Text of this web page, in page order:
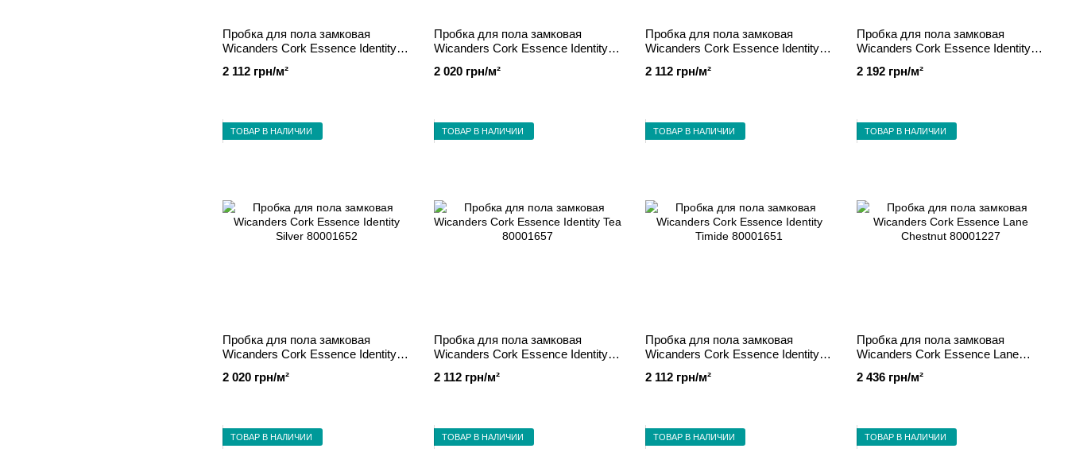
Пробка для пола замковая
Wicanders Cork Essence Identity
2 112 грн/м²
Пробка для пола замковая
Wicanders Cork Essence Identity
2 020 грн/м²
Пробка для пола замковая
Wicanders Cork Essence Identity
2 112 грн/м²
Пробка для пола замковая
Wicanders Cork Essence Identity
2 192 грн/м²
ТОВАР В НАЛИЧИИ
Пробка для пола замковая
Wicanders Cork Essence Identity
2 020 грн/м²
ТОВАР В НАЛИЧИИ
Пробка для пола замковая
Wicanders Cork Essence Identity
2 112 грн/м²
ТОВАР В НАЛИЧИИ
Пробка для пола замковая
Wicanders Cork Essence Identity
2 112 грн/м²
ТОВАР В НАЛИЧИИ
Пробка для пола замковая
Wicanders Cork Essence Lane
2 436 грн/м²
ТОВАР В НАЛИЧИИ ТОВАР В НАЛИЧИИ ТОВАР В НАЛИЧИИ ТОВАР В НАЛИЧИИ